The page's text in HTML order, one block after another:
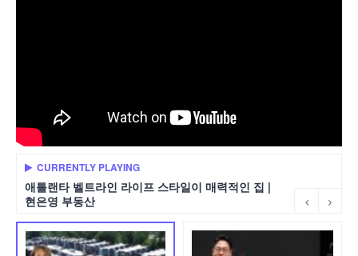
CURRENTLY PLAYING
애틀랜타 벨트라인 라이프 스타일이 매력적인 집 |
현은영 부동산